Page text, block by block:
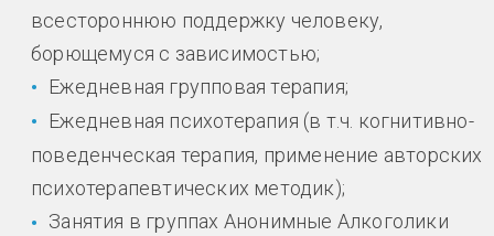
всестороннюю поддержку человеку,
борющемуся с зависимостью;
Ежедневная групповая терапия;
Ежедневная психотерапия (в т.ч. когнитивно-
поведенческая терапия, применение авторских
психотерапевтических методик);
Занятия в группах Анонимные Алкоголики